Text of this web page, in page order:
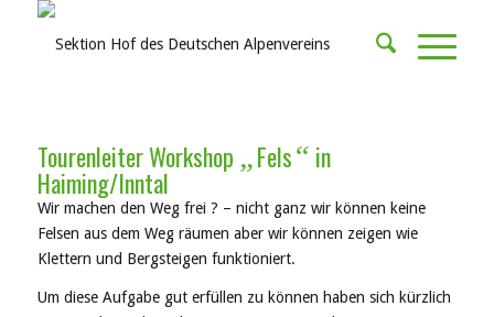
Tourenleiter Workshop „Fels“ in
Haiming/Inntal
Wir machen den Weg frei ? – nicht ganz wir können keine
Felsen aus dem Weg räumen aber wir können zeigen wie
Klettern und Bergsteigen funktioniert.
Um diese Aufgabe gut erfüllen zu können haben sich kürzlich